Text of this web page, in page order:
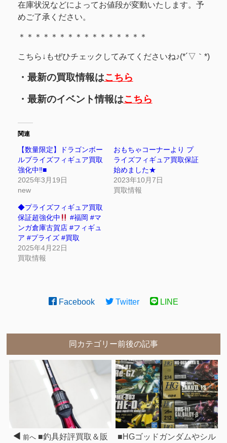
在庫状況などによってお値段が変動いたします。予
めご了承ください。
＊＊＊＊＊＊＊＊＊＊＊＊＊＊＊＊
こちら↓もぜひチェックしてみてくださいね♪(*´▽｀*)
・最新の買取情報はこちら
・最新のイベント情報はこちら
関連
【数量限定】ドラゴンボー
ルプライズフィギュア買取
強化中‼■
2025年3月19日
new
おもちゃコーナーより プ
ライズフィギュア買取保証
始めました★
2023年10月7日
買取情報
◆プライズフィギュア買取
保証超強化中
#福岡 #マ
ンガ倉庫古賀店 #フィギュ
ア #プライズ #買取
2025年4月22日
買取情報
Facebook Twitter LINE
同カテゴリー前後の記事
前へ ■釣具好評買取＆販 ■HGゴッドガンダムやシル